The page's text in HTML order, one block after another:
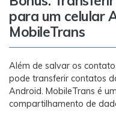
para um celular
MobileTrans
Além de salvar os
pode transferir contatos
Android. MobileTrans é
compartilhamento de